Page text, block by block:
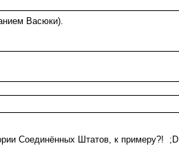
Васюки).
Соединённых Штатов, к примеру?! ;D